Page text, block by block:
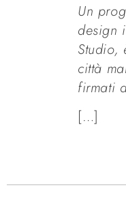
Un
design
Studio,
città
firmati
[…]